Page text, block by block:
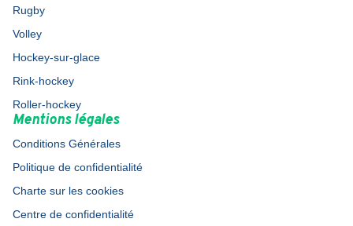
Rugby
Volley
Hockey-sur-glace
Rink-hockey
Roller-hockey
Mentions légales
Conditions Générales
Politique de confidentialité
Charte sur les cookies
Centre de confidentialité